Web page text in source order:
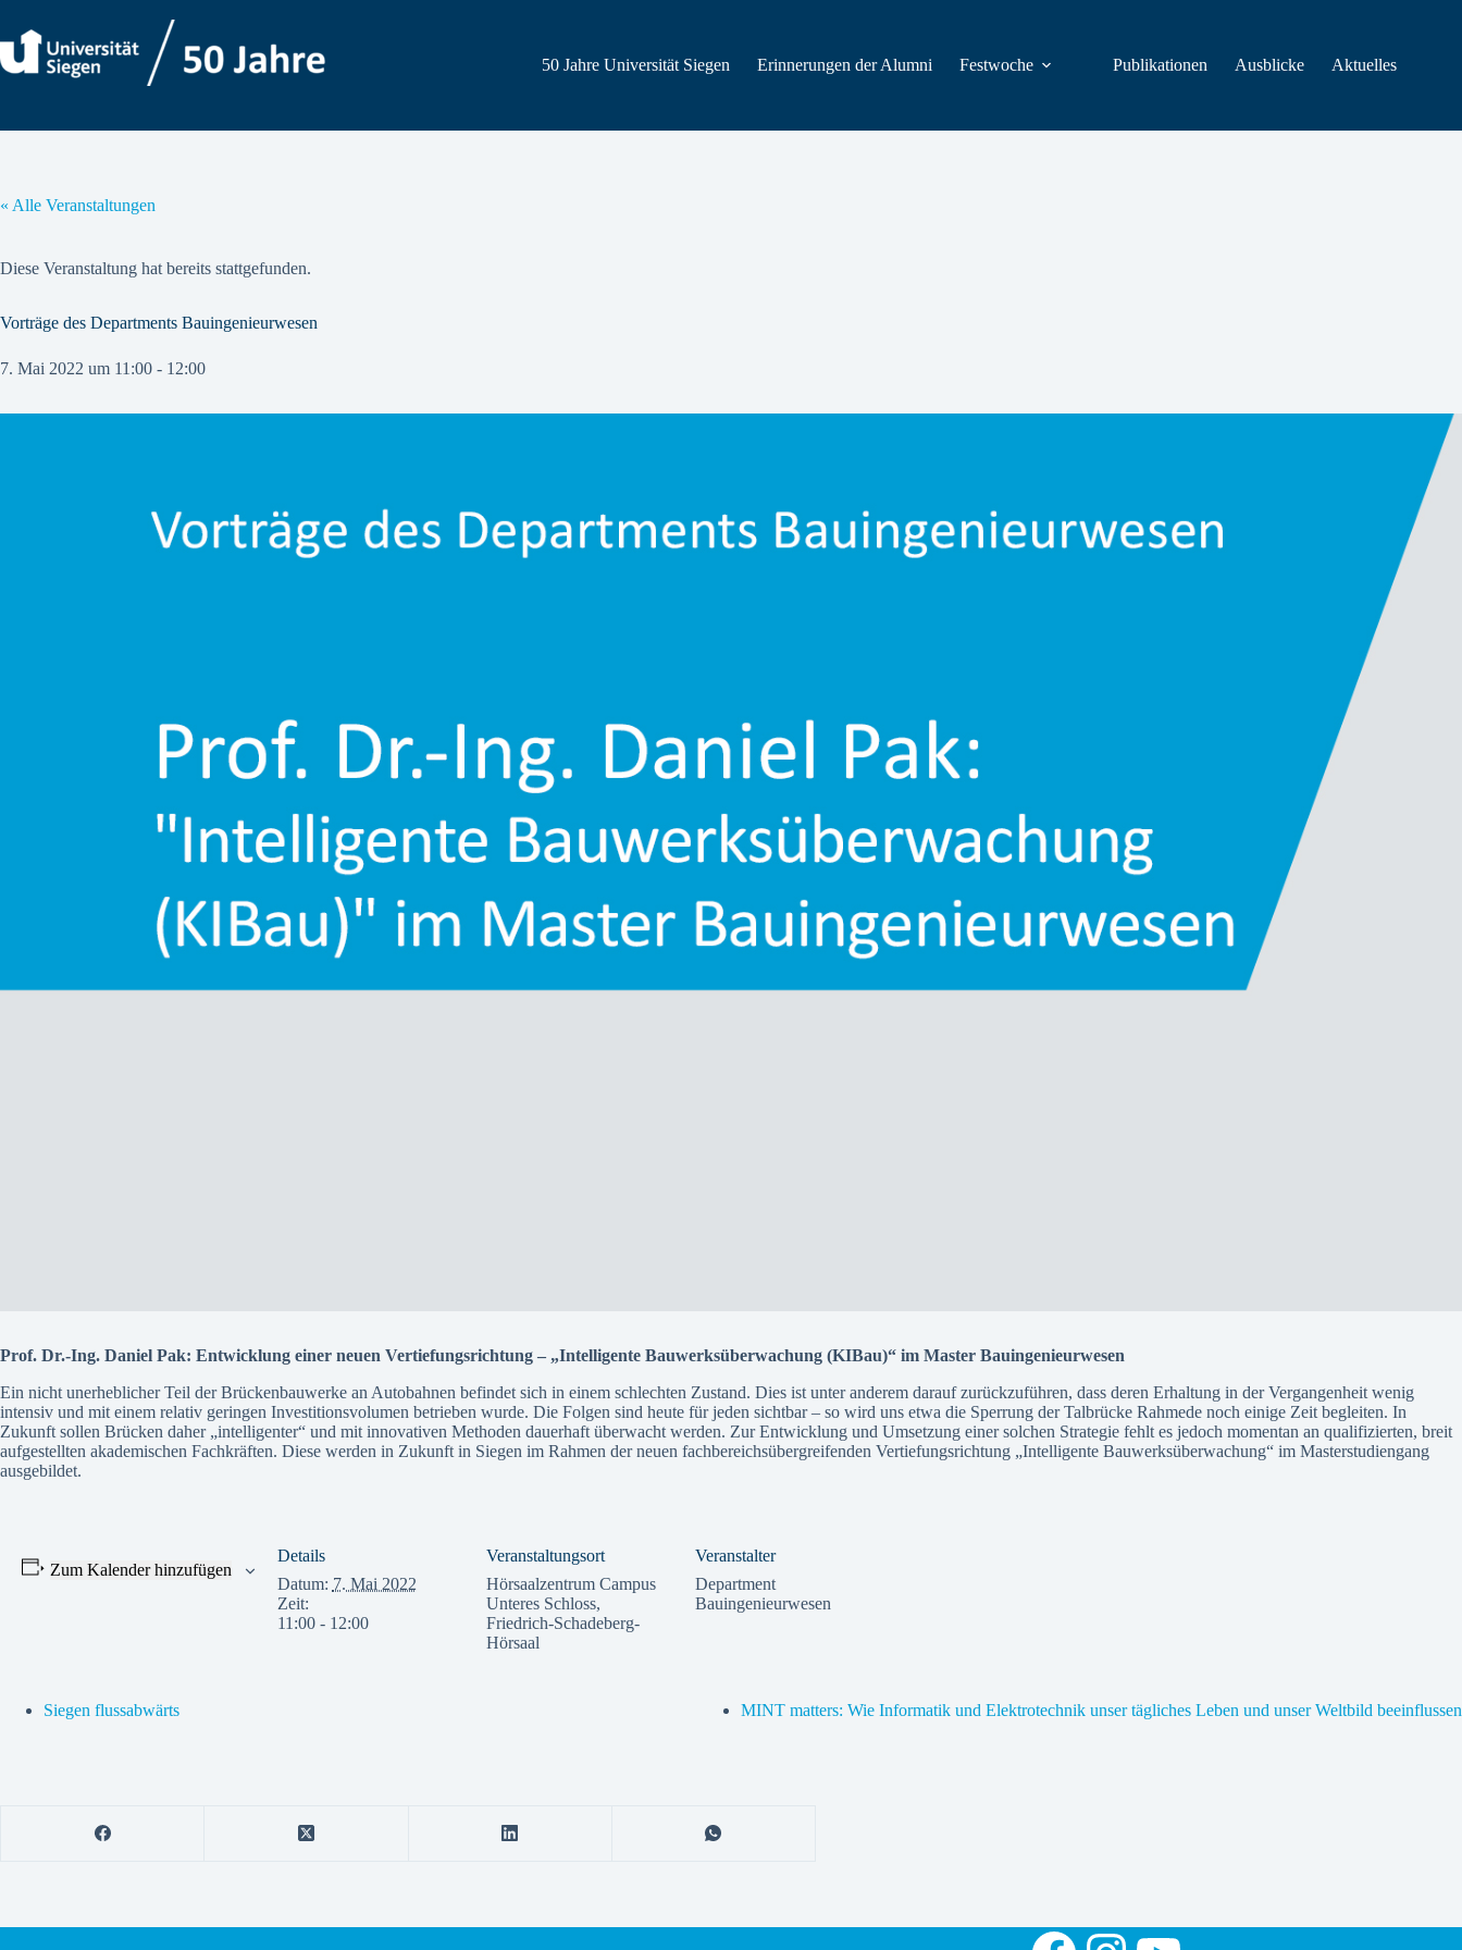
Inhalt
springen
50 Jahre Universität Siegen
Erinnerungen der Alumni Festwoche Publikationen Ausblicke Aktuelles
« Alle Veranstaltungen
Diese Veranstaltung hat bereits stattgefunden.
Vorträge des Departments Bauingenieurwesen
7. Mai 2022 um 11:00 - 12:00
Prof. Dr.-Ing. Daniel Pak: Entwicklung einer neuen Vertiefungsrichtung – „Intelligente Bauwerksüberwachung (KIBau)“ im Master Bauingenieurwesen
Ein nicht unerheblicher Teil der Brückenbauwerke an Autobahnen befindet sich in einem schlechten Zustand. Dies ist unter anderem darauf zurückzuführen, dass deren Erhaltung in der Vergangenheit wenig
intensiv und mit einem relativ geringen Investitionsvolumen betrieben wurde. Die Folgen sind heute für jeden sichtbar – so wird uns etwa die Sperrung der Talbrücke Rahmede noch einige Zeit begleiten. In
Zukunft sollen Brücken daher „intelligenter“ und mit innovativen Methoden dauerhaft überwacht werden. Zur Entwicklung und Umsetzung einer solchen Strategie fehlt es jedoch momentan an qualifizierten, breit
aufgestellten akademischen Fachkräften. Diese werden in Zukunft in Siegen im Rahmen der neuen fachbereichsübergreifenden Vertiefungsrichtung „Intelligente Bauwerksüberwachung“ im Masterstudiengang
ausgebildet.
Zum Kalender hinzufügen
Details
Datum: 7. Mai 2022
Zeit:
11:00 - 12:00
Veranstaltungsort
Hörsaalzentrum Campus
Unteres Schloss,
Friedrich-Schadeberg-
Hörsaal
Veranstalter
Department
Bauingenieurwesen
Siegen flussabwärts MINT matters: Wie Informatik und Elektrotechnik unser tägliches Leben und unser Weltbild beeinflussen